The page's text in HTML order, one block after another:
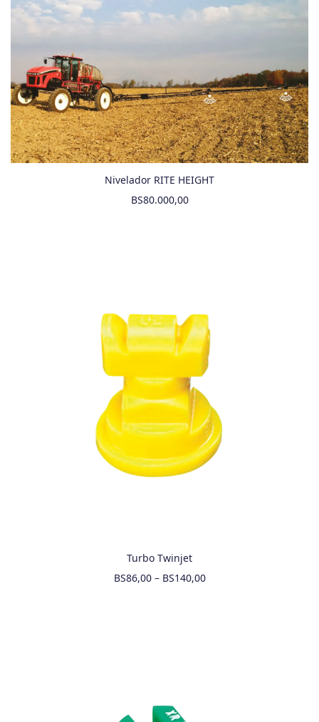
Nivelador RITE HEIGHT
BS80.000,00
Turbo Twinjet
BS86,00– BS140,00